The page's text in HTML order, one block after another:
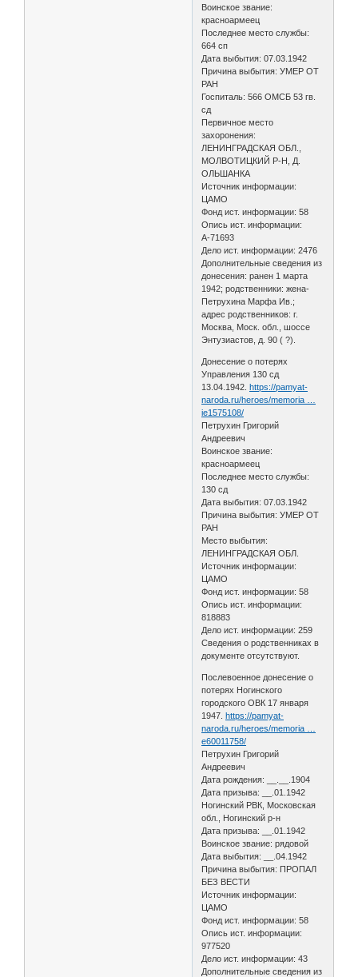
Воинское звание:
красноармеец
Последнее место службы:
664 сп
Дата выбытия: 07.03.1942
Причина выбытия: УМЕР ОТ
РАН
Госпиталь: 566 ОМСБ 53 гв.
сд
Первичное место
захоронения:
ЛЕНИНГРАДСКАЯ ОБЛ.,
МОЛВОТИЦКИЙ Р-Н, Д.
ОЛЬШАНКА
Источник информации:
ЦАМО
Фонд ист. информации: 58
Опись ист. информации:
А-71693
Дело ист. информации: 2476
Дополнительные сведения из
донесения: ранен 1 марта
1942; родственники: жена-
Петрухина Марфа Ив.;
адрес родственников: г.
Москва, Моск. обл., шоссе
Энтузиастов, д. 90 ( ?).
Донесение о потерях
Управления 130 сд
13.04.1942.https://pamyat-
naroda.ru/heroes/memoria …
ie1575108/
Петрухин Григорий
Андреевич
Воинское звание:
красноармеец
Последнее место службы:
130 сд
Дата выбытия: 07.03.1942
Причина выбытия: УМЕР ОТ
РАН
Место выбытия:
ЛЕНИНГРАДСКАЯ ОБЛ.
Источник информации:
ЦАМО
Фонд ист. информации: 58
Опись ист. информации:
818883
Дело ист. информации: 259
Сведения о родственниках в
документе отсутствуют.
Послевоенное донесение о
потерях Ногинского
городского ОВК 17 января
1947.https://pamyat-
naroda.ru/heroes/memoria …
e60011758/
Петрухин Григорий
Андреевич
Дата рождения: __.__.1904
Дата призыва: __.01.1942
Ногинский РВК, Московская
обл., Ногинский р-н
Дата призыва: __.01.1942
Воинское звание: рядовой
Дата выбытия: __.04.1942
Причина выбытия: ПРОПАЛ
БЕЗ ВЕСТИ
Источник информации:
ЦАМО
Фонд ист. информации: 58
Опись ист. информации:
977520
Дело ист. информации: 43
Дополнительные сведения из